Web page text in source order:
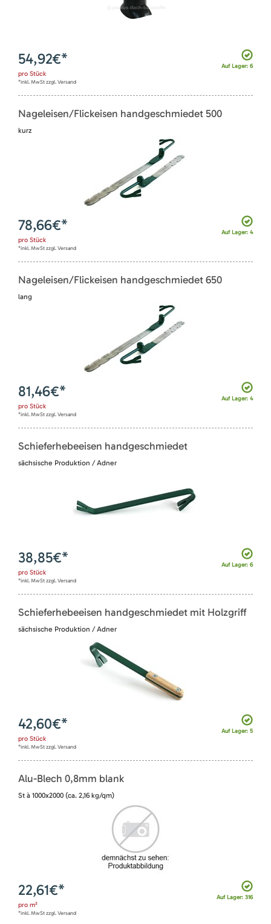
Auf Lager: 6
54,92€*
pro Stück
*inkl. MwSt zzgl. Versand
Nageleisen/Flickeisen handgeschmiedet 500
kurz
Auf Lager: 4
78,66€*
pro Stück
*inkl. MwSt zzgl. Versand
Nageleisen/Flickeisen handgeschmiedet 650
lang
Auf Lager: 4
81,46€*
pro Stück
*inkl. MwSt zzgl. Versand
Schieferhebeeisen handgeschmiedet
sächsische Produktion / Adner
Auf Lager: 6
38,85€*
pro Stück
*inkl. MwSt zzgl. Versand
Schieferhebeeisen handgeschmiedet mit Holzgriff
sächsische Produktion / Adner
Auf Lager: 5
42,60€*
pro Stück
*inkl. MwSt zzgl. Versand
Alu-Blech 0,8mm blank
St à 1000x2000 (ca. 2,16 kg/qm)
Auf Lager: 316
22,61€*
pro m²
*inkl. MwSt zzgl. Versand